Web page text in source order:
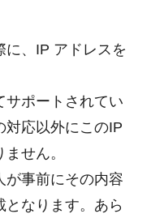
に、IP アドレスを
サポートされてい
対応以外にこのIP
せん。
が事前にその内容
となります。あら